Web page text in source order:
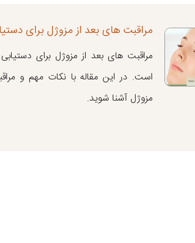
مراقبت های بعد از مزوژل برای
مراقبت های بعد از مزوژل برای
است. در این مقاله با نکات مهم و
مزوژل آشنا شوید.